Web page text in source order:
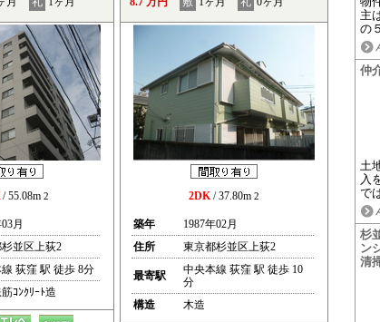
主
の
仲
土
入
で
杉
ン
清
/ 55.08m 2
月
並区上荻2
荻窪 駅 徒歩 8分
ｺﾝｸﾘｰﾄ造
2DK/ 37.80m 2
築年
1987年02月
住所
東京都杉並区上荻2
最寄駅
中央本線 荻窪 駅 徒歩 10
分
構造
木造